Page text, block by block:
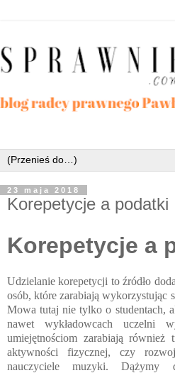
23 maja 2018
Korepetycje a podatki
Korepetycje a
Udzielanie korepetycji to źródło
osób, które zarabiają wykorzystując
Mowa tutaj nie tylko o studentach,
nawet wykładowcach uczelni
umiejętnościom zarabiają również
aktywności fizycznej, czy
nauczyciele muzyki. Dążymy